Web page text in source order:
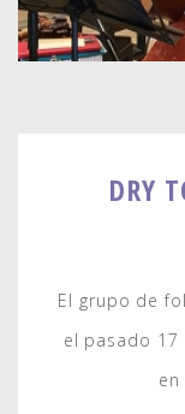
DRY
El grupo de
el pasado